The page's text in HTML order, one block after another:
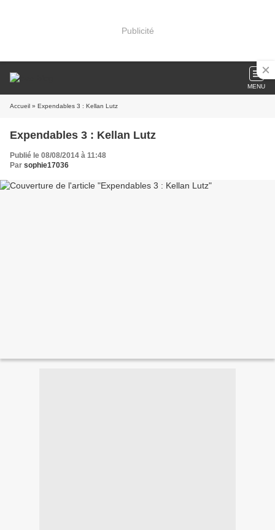
Publicité
MENU
Accueil » Expendables 3 : Kellan Lutz
Expendables 3 : Kellan Lutz
Publié le 08/08/2014 à 11:48
Par sophie17036